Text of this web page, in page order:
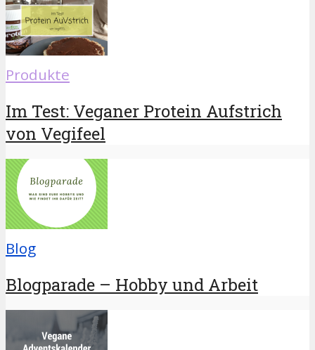
Produkte
Im Test: Veganer Protein Aufstrich
von Vegifeel
Blog
Blogparade – Hobby und Arbeit